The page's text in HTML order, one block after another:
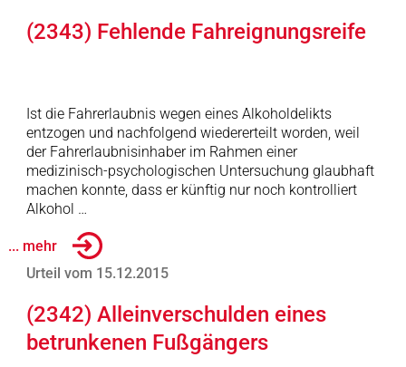
(2343) Fehlende Fahreignungsreife
Ist die Fahrerlaubnis wegen eines Alkoholdelikts
entzogen und nachfolgend wiedererteilt worden, weil
der Fahrerlaubnisinhaber im Rahmen einer
medizinisch-psychologischen Untersuchung glaubhaft
machen konnte, dass er künftig nur noch kontrolliert
Alkohol …
... mehr
Urteil vom 15.12.2015
(2342) Alleinverschulden eines
betrunkenen Fußgängers